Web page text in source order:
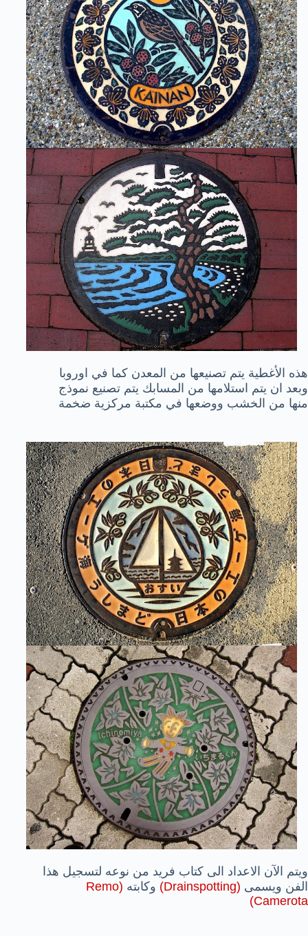
هذه الأغطية يتم تصنيعها من المعدن كما في اوروبا
وبعد ان يتم استلامها من المسابك يتم تصنيع نموذج
منها من الخشب ووضعها في مكتبة مركزية ضخمة
ويتم الآن الاعداد الى كتاب فريد من نوعه لتسجيل هذا
الفن ويسمى (Drainspotting) وكابته (Remo
Camerota)